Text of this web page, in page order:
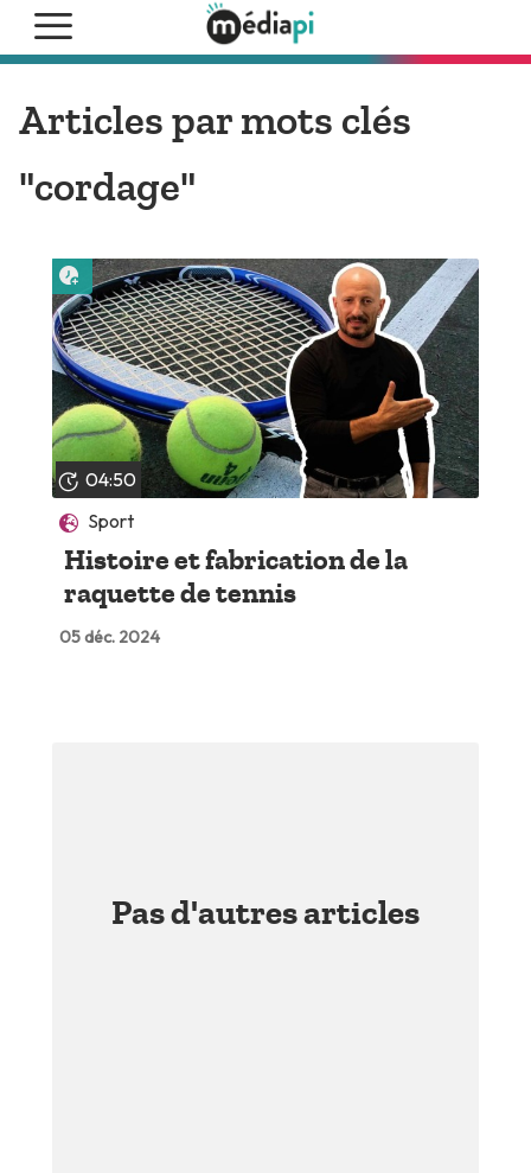
Articles par mots clés
"cordage"
04:50
Sport
Histoire et fabrication de la
raquette de tennis
05 déc. 2024
Lire plus tard
Pas d'autres articles